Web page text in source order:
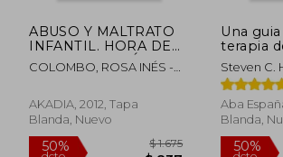
50%
dcto. $ 790
50%
dcto.
ABUSO Y MALTRATO
INFANTIL. HORA DE
JUEGO DIAGNÓSTICA
COLOMBO, ROSA INÉS -
CAROLINA
AKADIA, 2012, Tapa
Blanda, Nuevo
Una
terapia
y
Steven C.
Strosahl/
Aguayo/
Ortega
Aba
Blanda,